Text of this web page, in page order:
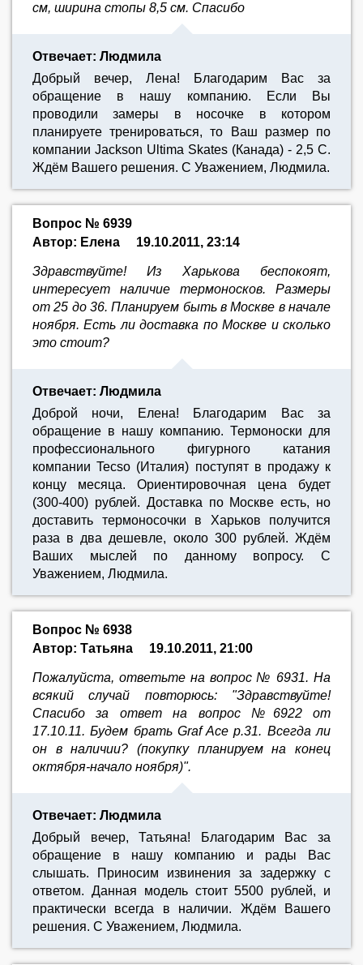
см, ширина стопы 8,5 см. Спасибо
Отвечает: Людмила
Добрый вечер, Лена! Благодарим Вас за
обращение в нашу компанию. Если Вы
проводили замеры в носочке в котором
планируете тренироваться, то Ваш размер по
компании Jackson Ultima Skates (Канада) - 2,5 С.
Ждём Вашего решения. С Уважением, Людмила.
Вопрос № 6939
Автор: Елена
19.10.2011, 23:14
Здравствуйте! Из Харькова беспокоят,
интересует наличие термоносков. Размеры
от 25 до 36. Планируем быть в Москве в начале
ноября. Есть ли доставка по Москве и сколько
это стоит?
Отвечает: Людмила
Доброй ночи, Елена! Благодарим Вас за
обращение в нашу компанию. Термоноски для
профессионального фигурного катания
компании Tecso (Италия) поступят в продажу к
концу месяца. Ориентировочная цена будет
(300-400) рублей. Доставка по Москве есть, но
доставить термоносочки в Харьков получится
раза в два дешевле, около 300 рублей. Ждём
Ваших мыслей по данному вопросу. С
Уважением, Людмила.
Вопрос № 6938
Автор: Татьяна
19.10.2011, 21:00
Пожалуйста, ответьте на вопрос № 6931. На
всякий случай повторюсь: "Здравствуйте!
Спасибо за ответ на вопрос №6922 от
17.10.11. Будем брать Graf Ace р.31. Всегда ли
он в наличии? (покупку планируем на конец
октября-начало ноября)".
Отвечает: Людмила
Добрый вечер, Татьяна! Благодарим Вас за
обращение в нашу компанию и рады Вас
слышать. Приносим извинения за задержку с
ответом. Данная модель стоит 5500 рублей, и
практически всегда в наличии. Ждём Вашего
решения. С Уважением, Людмила.